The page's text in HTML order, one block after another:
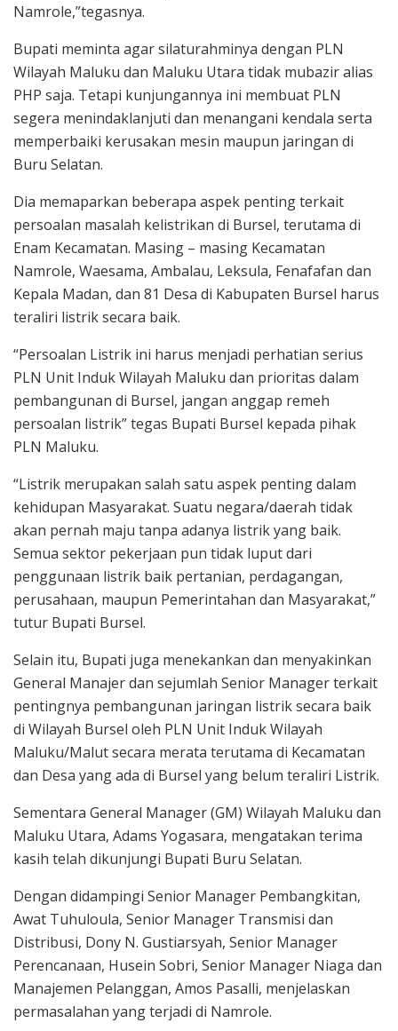
Namrole,”tegasnya.
Bupati meminta agar silaturahminya dengan PLN
Wilayah Maluku dan Maluku Utara tidak mubazir alias
PHP saja. Tetapi kunjungannya ini membuat PLN
segera menindaklanjuti dan menangani kendala serta
memperbaiki kerusakan mesin maupun jaringan di
Buru Selatan.
Dia memaparkan beberapa aspek penting terkait
persoalan masalah kelistrikan di Bursel, terutama di
Enam Kecamatan. Masing – masing Kecamatan
Namrole, Waesama, Ambalau, Leksula, Fenafafan dan
Kepala Madan, dan 81 Desa di Kabupaten Bursel harus
teraliri listrik secara baik.
“Persoalan Listrik ini harus menjadi perhatian serius
PLN Unit Induk Wilayah Maluku dan prioritas dalam
pembangunan di Bursel, jangan anggap remeh
persoalan listrik” tegas Bupati Bursel kepada pihak
PLN Maluku.
“Listrik merupakan salah satu aspek penting dalam
kehidupan Masyarakat. Suatu negara/daerah tidak
akan pernah maju tanpa adanya listrik yang baik.
Semua sektor pekerjaan pun tidak luput dari
penggunaan listrik baik pertanian, perdagangan,
perusahaan, maupun Pemerintahan dan Masyarakat,”
tutur Bupati Bursel.
Selain itu, Bupati juga menekankan dan menyakinkan
General Manajer dan sejumlah Senior Manager terkait
pentingnya pembangunan jaringan listrik secara baik
di Wilayah Bursel oleh PLN Unit Induk Wilayah
Maluku/Malut secara merata terutama di Kecamatan
dan Desa yang ada di Bursel yang belum teraliri Listrik.
Sementara General Manager (GM) Wilayah Maluku dan
Maluku Utara, Adams Yogasara, mengatakan terima
kasih telah dikunjungi Bupati Buru Selatan.
Dengan didampingi Senior Manager Pembangkitan,
Awat Tuhuloula, Senior Manager Transmisi dan
Distribusi, Dony N. Gustiarsyah, Senior Manager
Perencanaan, Husein Sobri, Senior Manager Niaga dan
Manajemen Pelanggan, Amos Pasalli, menjelaskan
permasalahan yang terjadi di Namrole.